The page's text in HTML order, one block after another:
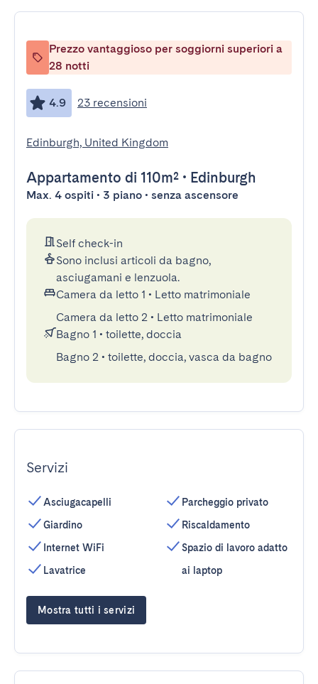
Prezzo vantaggioso per soggiorni superiori a
28 notti
4.9 23 recensioni
Edinburgh, United Kingdom
Appartamento di 110m² • Edinburgh
Max. 4 ospiti • 3 piano • senza ascensore
Self check-in
Sono inclusi articoli da bagno,
asciugamani e lenzuola.
Camera da letto 1 • Letto matrimoniale
Camera da letto 2 • Letto matrimoniale
Bagno 1 • toilette, doccia
Bagno 2 • toilette, doccia, vasca da bagno
Servizi
Asciugacapelli
Giardino
Internet WiFi
Lavatrice
Parcheggio privato
Riscaldamento
Spazio di lavoro adatto
ai laptop
Mostra tutti i servizi